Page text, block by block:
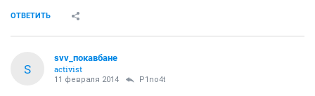
ОТВЕТИТЬ
S
svv_покавбане
activist
11 февраля 2014 P1no4t